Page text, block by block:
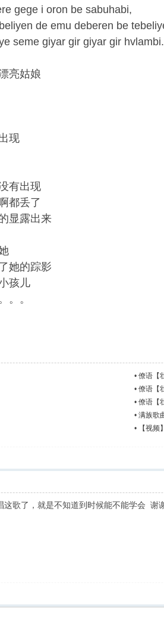
gege i oron be sabuhabi,
de emu deberen be
seme giyar gir giyar gir hvlambi.
亮姑娘
现
有出现
都丢了
显露出来
她的踪影
孩儿
。。
• 僚语【
• 僚语【
• 僚语【
• 满族歌
• 【视
歌了，就是不知道到时候能不能学会 谢